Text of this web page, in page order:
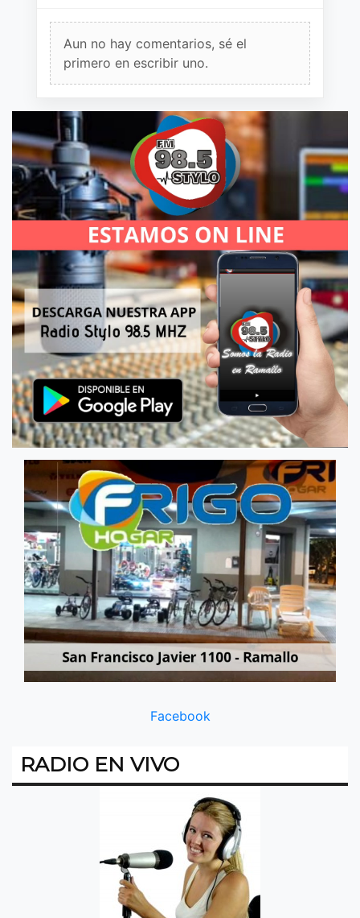
Aun no hay comentarios, sé el
primero en escribir uno.
Facebook
RADIO EN VIVO